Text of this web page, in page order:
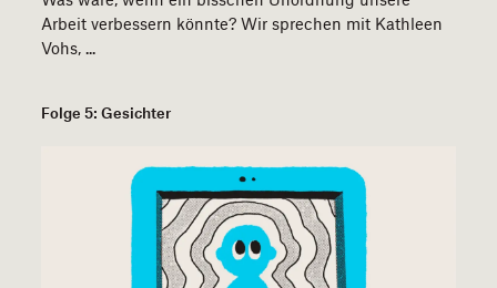
Arbeit verbessern könnte? Wir sprechen mit Kathleen
Vohs, ...
Folge 5: Gesichter